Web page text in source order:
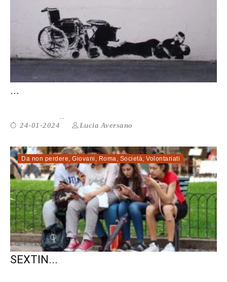
SESSUALITÀ E DISABILITÀ: UNA RICERCA
...
24-01-2024 Lucia Aversano
Da non perdere, Giovani , Roma, Società, Volontariati
EDUCAZIONE E CONSAPEVOLEZZA AL
SEXTIN...